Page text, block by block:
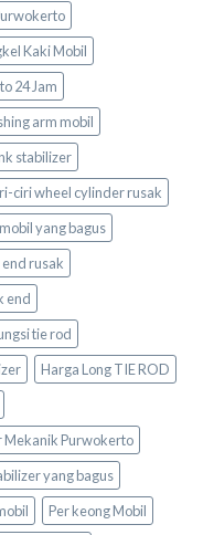
Kaki Mobil
24 Jam
arm mobil
stabilizer
ciri wheel cylinder rusak
yang bagus
rusak
end
tie rod
Harga Long TIE ROD
Mekanik Purwokerto
yang bagus
Per keong Mobil